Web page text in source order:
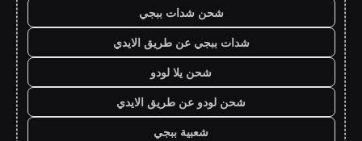
شحن شدات ببجي
شدات ببجي عن طريق الايدي
شحن يلا لودو
شحن لودو عن طريق الايدي
شعبية ببجي